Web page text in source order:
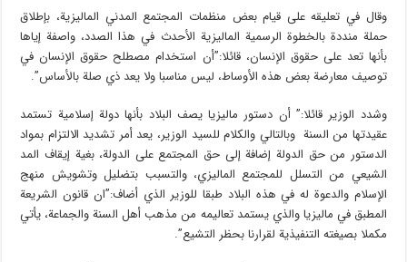
وقال في تعليقه على قيام بعض منظمات المجتمع المدني الماليزية، بإطلاق
حملة منددة بالخطوة الرسمية الماليزية الأحدث في هذا الصدد، واصفة إياها
بأنها تعد على حقوق الإنسان، قائلا:”أن استخدام مصطلح حقوق الإنسان في
توصيف معارضة بعض هذه الأوساط، ليس مناسبا ولا يعد ذي صلة بالأساس”.
وشدد الوزير قائلا:” أن دستور ماليزيا يصف البلاد بأنها دولة إسلامية تستمد
عقيدتها من السنة وبالتالي والكلام للسيد الوزير، يعد أمر تشديد الالتزام بمواد
الدستور من حق الدولة إضافة إلى حق المجتمع على الدولة، بغية إيقاف المد
الشيعي من التسلل للمجتمع الماليزي، والتسبب بتضليل وتشويش منهج
الإسلام والدعوة له في هذه البلاد طبقا للوزير الذي أضاف:”ان قانون الشريعة
المطبق في ماليزيا والذي يستمد تعاليمه من مذهب أهل السنة والجماعة، يأتي
مكملا بصيغته التنفيذية لقرارنا بحظر التشيع”.